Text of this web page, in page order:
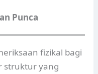
Punca
fizikal bagi
struktur yang